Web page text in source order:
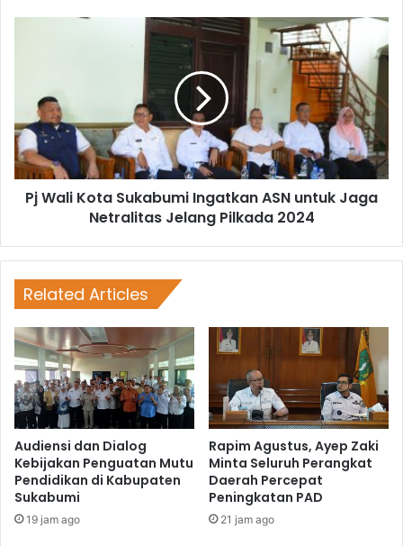
Pj Wali Kota Sukabumi Ingatkan ASN untuk Jaga
Netralitas Jelang Pilkada 2024
Related Articles
Audiensi dan Dialog
Kebijakan Penguatan Mutu
Pendidikan di Kabupaten
Sukabumi
19 jam ago
Rapim Agustus, Ayep Zaki
Minta Seluruh Perangkat
Daerah Percepat
Peningkatan PAD
21 jam ago